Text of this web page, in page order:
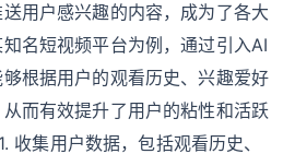
用户感兴趣的内容，成为了各大
名短视频平台为例，通过引入AI
根据用户的观看历史、兴趣爱好
而有效提升了用户的粘性和活跃
收集用户数据，包括观看历史、